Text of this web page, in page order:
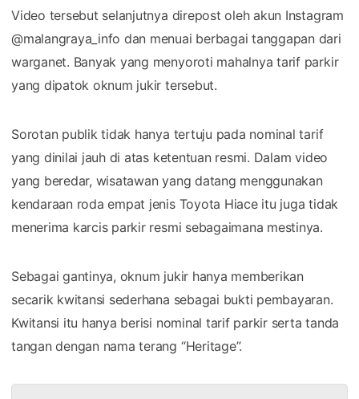
Video tersebut selanjutnya direpost oleh akun Instagram
@malangraya_info dan menuai berbagai tanggapan dari
warganet. Banyak yang menyoroti mahalnya tarif parkir
yang dipatok oknum jukir tersebut.
Sorotan publik tidak hanya tertuju pada nominal tarif
yang dinilai jauh di atas ketentuan resmi. Dalam video
yang beredar, wisatawan yang datang menggunakan
kendaraan roda empat jenis Toyota Hiace itu juga tidak
menerima karcis parkir resmi sebagaimana mestinya.
Sebagai gantinya, oknum jukir hanya memberikan
secarik kwitansi sederhana sebagai bukti pembayaran.
Kwitansi itu hanya berisi nominal tarif parkir serta tanda
tangan dengan nama terang “Heritage”.